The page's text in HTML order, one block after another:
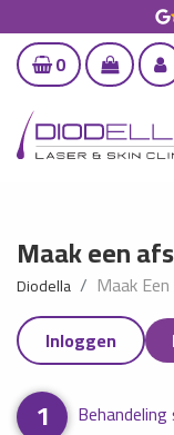
0
Maak een
Diodella
Maak
Inloggen
1